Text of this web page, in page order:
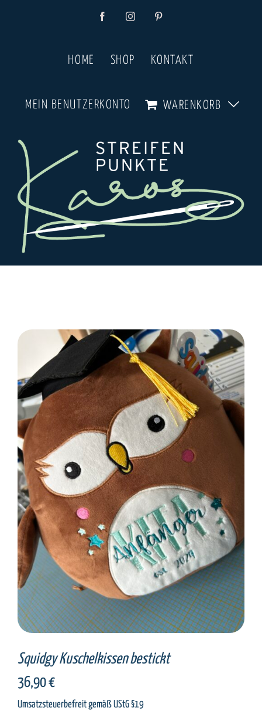
FacebookInstagramPinterest
HOME SHOP KONTAKT
MEIN BENUTZERKONTO WARENKORB
SELECT OPTIONS / DETAILS
Squidgy Kuschelkissen bestickt
36,90€
Umsatzsteuerbefreit gemäß UStG §19